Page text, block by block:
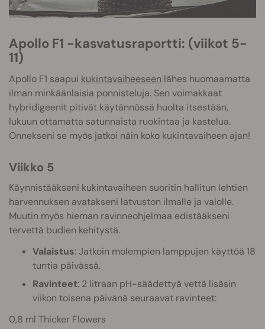
Apollo F1 -kasvatusraportti: (viikot 5-
11)
Apollo F1 saapui kukintavaiheeseen lähes huomaamatta
ilman minkäänlaisia ponnisteluja. Sen voimakkaat
hybridigeenit pitivät käytännössä huolta itsestään,
lukuun ottamatta satunnaista ruokintaa ja kastelua.
Onnekseni se myös jatkoi näin koko kukintavaiheen ajan!
Viikko 5
Käynnistääkseni kukintavaiheen suoritin hallitun lehtien
harvennuksen avatakseni latvuston ilmalle ja valolle.
Muutin myös hieman ravinneohjelmaa edistääkseni
tervettä budien kehitystä.
Valaistus: Jatkoin molempien lamppujen käyttöä 18
tuntia päivässä.
Ravinteet: 2 litraan pH-säädettyä vettä lisäsin
viikon toisena päivänä seuraavat ravinteet:
0,8 ml Thicker Flowers